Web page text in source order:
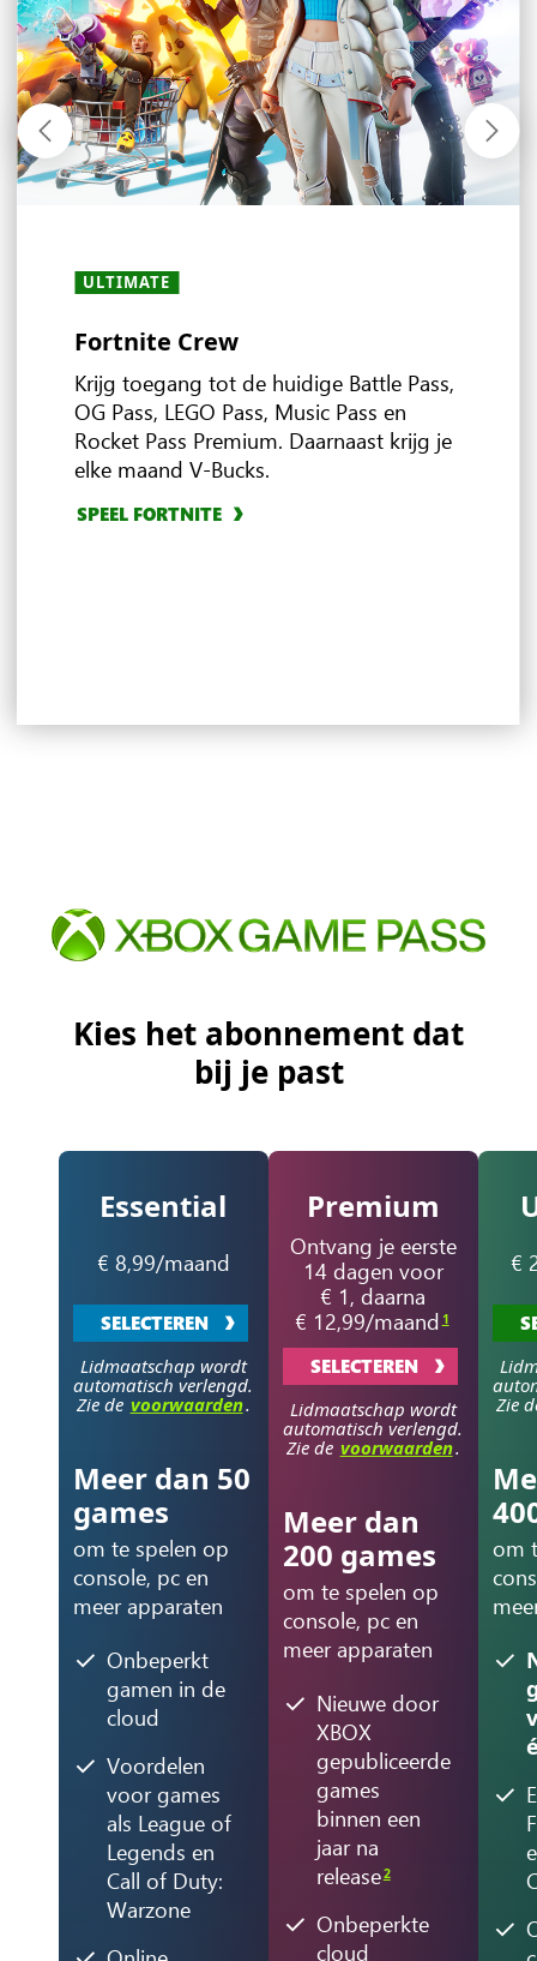
ULTIMATE
Fortnite Crew
Krijg toegang tot de huidige Battle Pass,
OG Pass, LEGO Pass, Music Pass en
Rocket Pass Premium. Daarnaast krijg je
elke maand V-Bucks.
SPEEL FORTNITE
ULTIMATE
Ervaar de wereld van EA
ONTDEK EA PLAY
ULTIMATE
Ubisoft+ Classics
VERKEN UBISOFT+ CLASSICS
ULTIMATE
Stream en speel waar je ook
bent
ALLE LIDMAATSCHAPPEN
In-game voordelen
VERKEN IN-GAME VOORDELEN
ALLE LIDMAATSCHAPPEN
Verdien meer beloningen met
XBOX Game Pass
Ultimate
ULTIMATE
Multiplayer games
BLADER DOOR MULTIPLAYER GAMES
ALLE LIDMAATSCHAPPEN
Aanbiedingen en kortingen
ONTDEK AANBIEDINGEN
Kies het abonnement dat
bij je past
Essential
€ 8,99/maand
SELECTEREN
Lidmaatschap wordt
automatisch verlengd.
Zie de voorwaarden.
Meer dan 50
games
om te spelen op
console, pc en
meer apparaten
Onbeperkt
gamen in de
cloud
Voordelen
voor games
als League of
Legends en
Call of Duty:
Warzone
Premium
Ontvang je eerste
14 dagen voor
€ 1, daarna
€ 12,99/maand 1
SELECTEREN
Lidmaatschap wordt
automatisch verlengd.
Zie de voorwaarden.
Meer dan
200 games
om te spelen op
console, pc en
meer apparaten
Nieuwe door
XBOX
gepubliceerde
games
binnen een
jaar na
release2
Onbeperkte
cloud
€
Zie
om